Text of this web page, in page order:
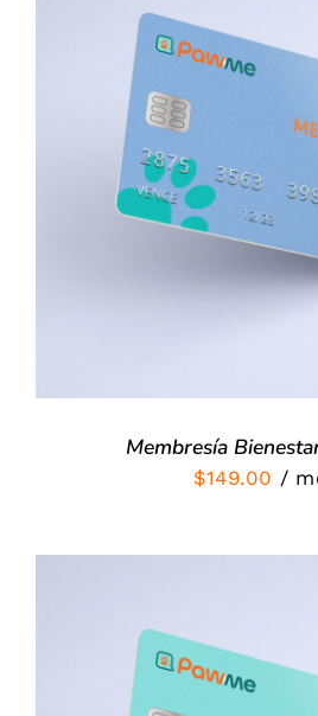
SIGN UP NOW
DETALLES
Membresía
$149.00 /